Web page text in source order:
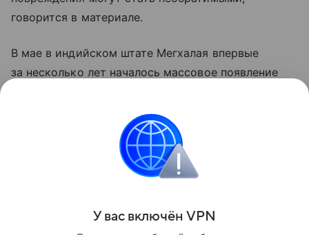
говорится в материале.
В мае в индийском штате Мегхалая впервые
за несколько лет началось массовое появление
ribhoi обнаружили в округе Ри-Бхой. Эти цикады
большую часть жизни проводят под землей
и выбираются на поверхность лишь раз в четыре
Поделиться
У вас включён VPN